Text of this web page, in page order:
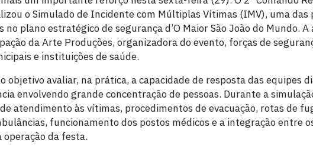
o Simulado de Incidente com Múltiplas Vítimas (IMV), uma das
plano estratégico de segurança d’O Maior São João do Mundo. A
da Arte Produções, organizadora do evento, forças de
e instituições de saúde.
objetivo avaliar, na prática, a capacidade de resposta das equipes
envolvendo grande concentração de pessoas. Durante a
atendimento às vítimas, procedimentos de evacuação, rotas de
funcionamento dos postos médicos e a integração entre
operação da festa.